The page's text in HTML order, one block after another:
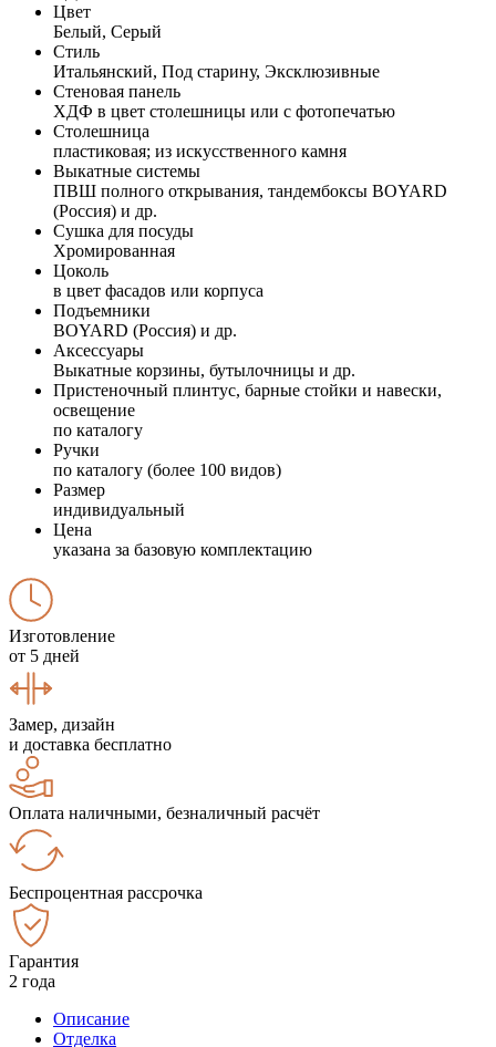
Цвет
Белый, Серый
Стиль
Итальянский, Под старину, Эксклюзивные
Стеновая панель
ХДФ в цвет столешницы или с фотопечатью
Столешница
пластиковая; из искусственного камня
Выкатные системы
ПВШ полного открывания, тандембоксы BOYARD
(Россия) и др.
Сушка для посуды
Хромированная
Цоколь
в цвет фасадов или корпуса
Подъемники
BOYARD (Россия) и др.
Аксессуары
Выкатные корзины, бутылочницы и др.
Пристеночный плинтус, барные стойки и навески,
освещение
по каталогу
Ручки
по каталогу (более 100 видов)
Размер
индивидуальный
Цена
указана за базовую комплектацию
Изготовление
от 5 дней
Замер, дизайн
и доставка бесплатно
Оплата наличными, безналичный расчёт
Беспроцентная рассрочка
Гарантия
2 года
Описание
Отделка